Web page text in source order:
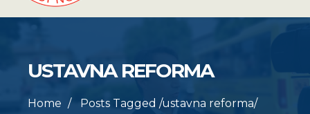
USTAVNA REFORMA
Home Posts Tagged /ustavna reforma/